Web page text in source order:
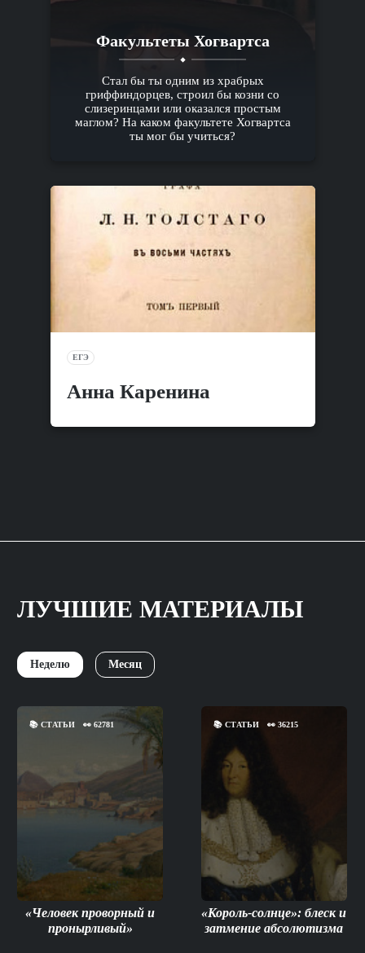
Факультеты Хогвартса
Стал бы ты одним из храбрых
гриффиндорцев, строил бы козни со
слизеринцами или оказался простым
маглом? На каком факультете Хогвартса
ты мог бы учиться?
ЕГЭ
Анна Каренина
ЛУЧШИЕ МАТЕРИАЛЫ
Неделю Месяц
📚 СТАТЬИ 👀 62781
«Человек проворный и
пронырливый»
📚СТАТЬИ 👀36215
«Король-солнце»: блеск и
затмение абсолютизма